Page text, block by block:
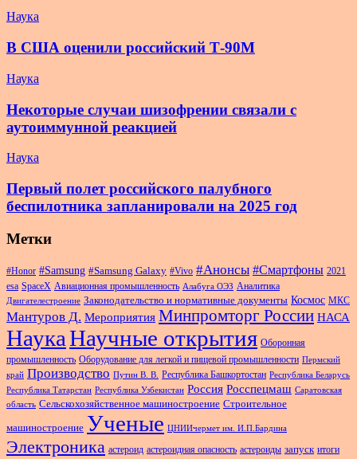
Наука
В США оценили российский Т-90М
Наука
Некоторые случаи шизофрении связали с
аутоиммунной реакцией
Наука
Первый полет российского палубного
беспилотника запланировали на 2025 год
Метки
#Honor #Samsung #Samsung Galaxy #Vivo #Анонсы #Смартфоны 2021
esa SpaceX Авиационная промышленность Алабуга ОЭЗ Аналитика
Двигателестроение Законодательство и нормативные документы Космос МКС
Мантуров Д. Мероприятия Минпромторг России НАСА
НаукаНаучные открытия Оборонная
промышленность Оборудование для легкой и пищевой промышленности Пермский
край Производство Путин В. В. Республика Башкортостан Республика Беларусь
Республика Татарстан Республика Узбекистан Россия Росспецмаш Саратовская
область Сельскохозяйственное машиностроение Строительное
машиностроение Ученые ЦНИИчермет им. И.П.Бардина
Электроника астероид астероидная опасность астероиды запуск итоги